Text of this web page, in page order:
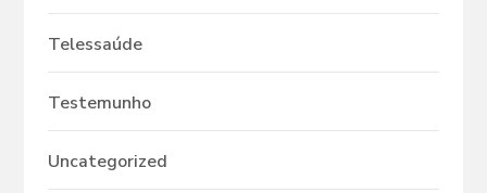
Telessaúde
Testemunho
Uncategorized